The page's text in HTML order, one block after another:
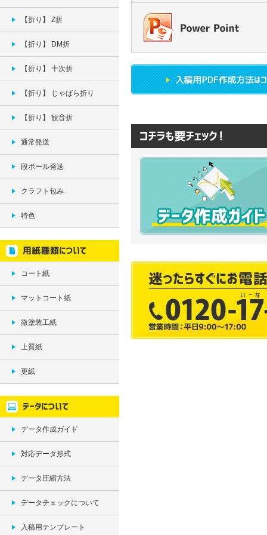
【折り】 Z折
【折り】 DM折
【折り】 十次折
【折り】 じゃばら折り
【折り】 観音折
通常発送
段ボール発送
クラフト包み
特色
コート紙
マットコート紙
微塗装工紙
上質紙
更紙
データ作成ガイド
対応データ形式
データ圧縮方法
データチェックについて
入稿用テンプレート